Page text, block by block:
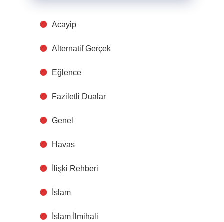
Acayip
Alternatif Gerçek
Eğlence
Faziletli Dualar
Genel
Havas
İlişki Rehberi
İslam
İslam İlmihali